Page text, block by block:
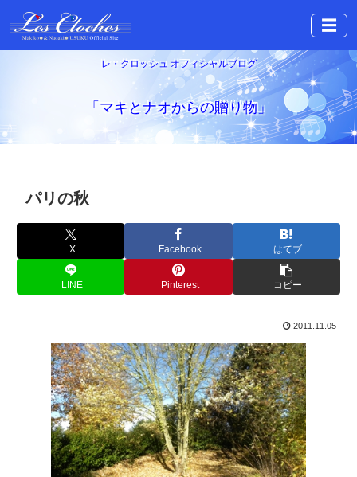
☰
レ・クロッシュ オフィシャルブログ
「マキとナオからの贈り物」
パリの秋
X Facebook はてブ
LINE Pinterest コピー
2011.11.05